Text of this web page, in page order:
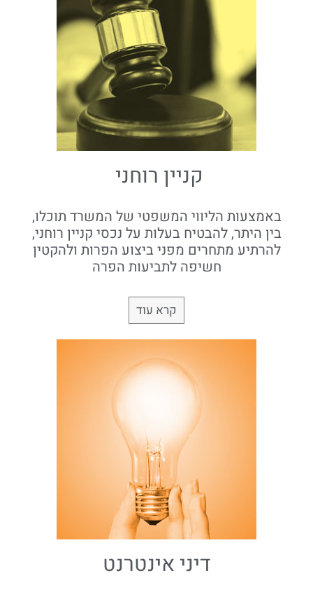
קניין רוחני
באמצעות הליווי המשפטי של המשרד תוכלו,
בין היתר, להבטיח בעלות על נכסי קניין רוחני,
להרתיע מתחרים מפני ביצוע הפרות ולהקטין
חשיפה לתביעות הפרה
קרא עוד
דיני אינטרנט